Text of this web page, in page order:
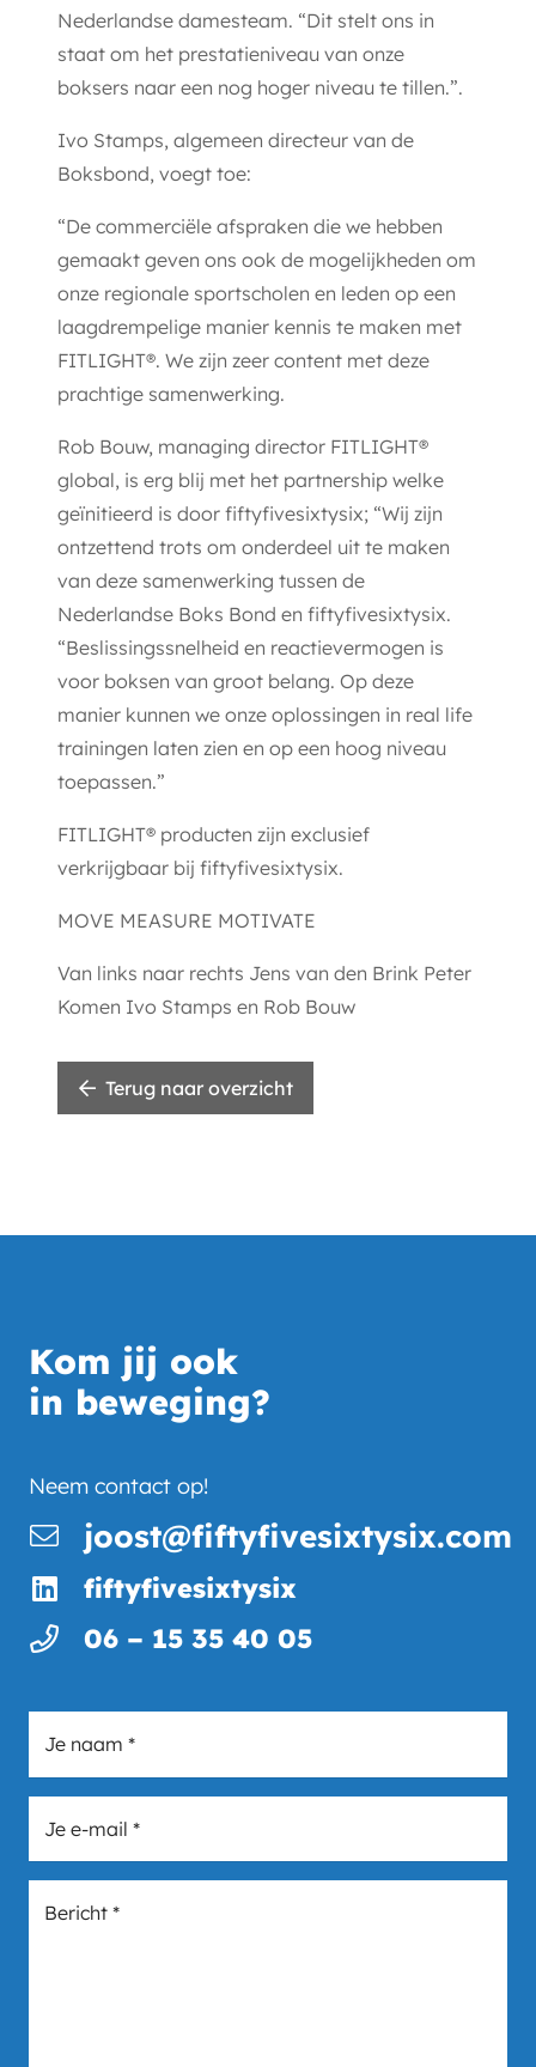
Nederlandse damesteam. “Dit stelt ons in
staat om het prestatieniveau van onze
boksers naar een nog hoger niveau te tillen.”.
Ivo Stamps, algemeen directeur van de
Boksbond, voegt toe:
“De commerciële afspraken die we hebben
gemaakt geven ons ook de mogelijkheden om
onze regionale sportscholen en leden op een
laagdrempelige manier kennis te maken met
FITLIGHT®. We zijn zeer content met deze
prachtige samenwerking.
Rob Bouw, managing director FITLIGHT®
global, is erg blij met het partnership welke
geïnitieerd is door fiftyfivesixtysix; “Wij zijn
ontzettend trots om onderdeel uit te maken
van deze samenwerking tussen de
Nederlandse Boks Bond en fiftyfivesixtysix.
“Beslissingssnelheid en reactievermogen is
voor boksen van groot belang. Op deze
manier kunnen we onze oplossingen in real life
trainingen laten zien en op een hoog niveau
toepassen.”
FITLIGHT® producten zijn exclusief
verkrijgbaar bij fiftyfivesixtysix.
MOVE MEASURE MOTIVATE
Van links naar rechts Jens van den Brink Peter
Komen Ivo Stamps en Rob Bouw
Terug naar overzicht
Kom jij ook
in beweging?
Neem contact op!
joost@fiftyfivesixtysix.com
fiftyfivesixtysix
06 – 15 35 40 05